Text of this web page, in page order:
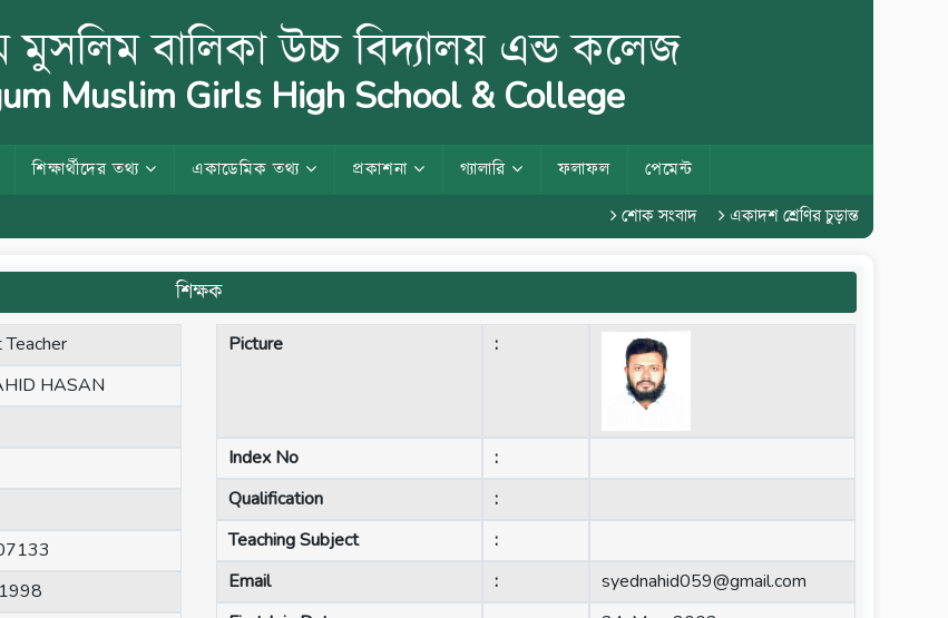
বালিকা উচ্চ বিদ্যালয় এন্ড কলেজ
Muslim Girls High School & College
শিক্ষার্থীদের তথ্য একাডেমিক তথ্য প্রকাশনা গ্যালারি ফলাফল
পেমেন্ট
শোক সংবাদ একাদশ শ্রেণির চুড়ান্ত পরীক্ষা ২০২৬
শিক্ষক
HASAN
Picture :
Index No
:
Qualification
:
Teaching Subject
:
Email
:
syednahid059@gmail.com